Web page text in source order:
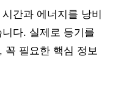
간과 에너지를 낭비
다. 실제로 등기를
꼭 필요한 핵심 정보